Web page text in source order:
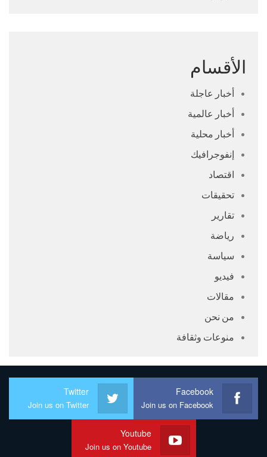
الأقسام
أخبار عاجلة
أخبار عالمية
أخبار محلية
إنفوجرافيك
اقتصاد
تحقيقات
تقارير
رياضة
سياسة
فيديو
مقالات
من نحن
منوعات وثقافة
Facebook
Join us on Facebook
Twitter
Join us on Twitter
Youtube
Join us on Youtube